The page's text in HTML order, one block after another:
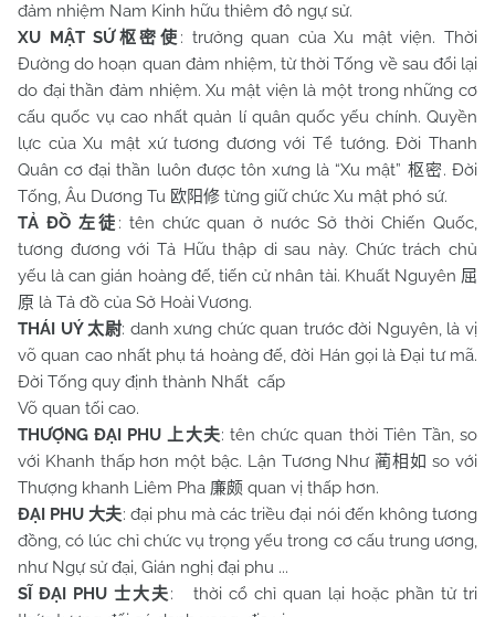
đảm nhiệm Nam Kinh hữu thiêm đô ngự sử.
XU MẬT SỨ枢密使 : trưởng quan của Xu mật viện. Thời
Đường do hoạn quan đảm nhiệm, từ thời Tống về sau đổi lại
do đại thần đảm nhiệm. Xu mật viện là một trong những cơ
cấu quốc vụ cao nhất quản lí quân quốc yếu chính. Quyền
lực của Xu mật xứ tương đương với Tể tướng. Đời Thanh
Quân cơ đại thần luôn được tôn xưng là “Xu mật” 枢密. Đời
Tống, Âu Dương Tu 欧阳修 từng giữ chức Xu mật phó sứ.
TẢ ĐỒ 左徒 : tên chức quan ở nước Sở thời Chiến Quốc,
tương đương với Tả Hữu thập di sau này. Chức trách chủ
yếu là can gián hoàng đế, tiến cử nhân tài. Khuất Nguyên 屈
原 là Tả đồ của Sở Hoài Vương.
THÁI UÝ 太尉: danh xưng chức quan trước đời Nguyên, là vị
võ quan cao nhất phụ tá hoàng đế, đời Hán gọi là Đại tư mã.
Đời Tống quy định thành Nhất cấp
Võ quan tối cao.
THƯỢNG ĐẠI PHU 上大夫: tên chức quan thời Tiên Tần, so
với Khanh thấp hơn một bậc. Lận Tương Như 蔺相如 so với
Thượng khanh Liêm Pha 廉颇 quan vị thấp hơn.
ĐẠI PHU 大夫: đại phu mà các triều đại nói đến không tương
đồng, có lúc chỉ chức vụ trọng yếu trong cơ cấu trung ương,
như Ngự sử đại, Gián nghị đại phu ...
SĨ ĐẠI PHU 士大夫: thời cổ chỉ quan lại hoặc phần tử tri